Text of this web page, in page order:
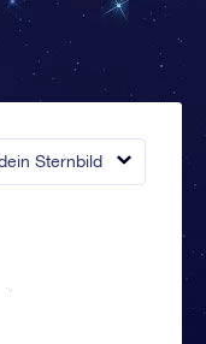
Sternbild